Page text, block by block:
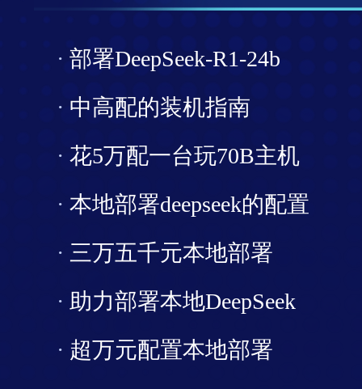
· 部署DeepSeek-R1-24b
· 中高配的装机指南
· 花5万配一台玩70B主机
· 本地部署deepseek的配置
· 三万五千元本地部署
· 助力部署本地DeepSeek
· 超万元配置本地部署